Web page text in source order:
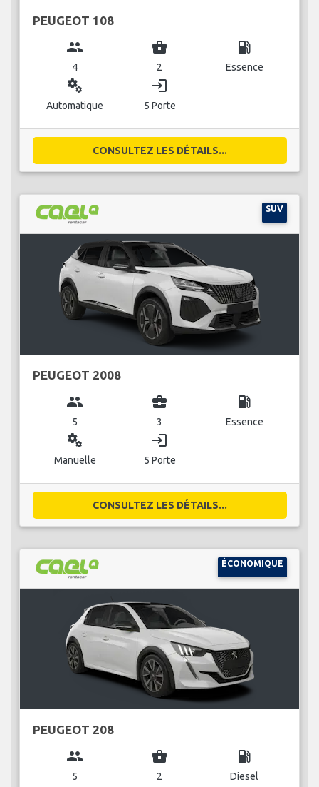
PEUGEOT 108
group
4
business_center
2
local_gas_station
Essence
miscellaneous_services
Automatique
login
5 Porte
CONSULTEZ LES DÉTAILS...
SUV
PEUGEOT 2008
group
5
business_center
3
local_gas_station
Essence
miscellaneous_services
Manuelle
login
5 Porte
CONSULTEZ LES DÉTAILS...
ÉCONOMIQUE
PEUGEOT 208
group
5
business_center
2
local_gas_station
Diesel